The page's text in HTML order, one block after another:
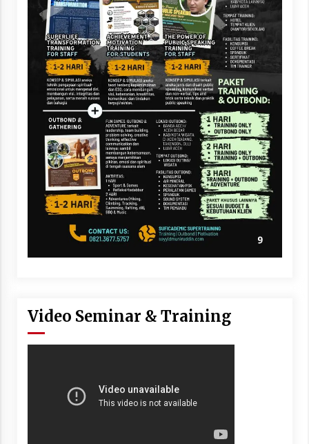
Video Seminar & Training